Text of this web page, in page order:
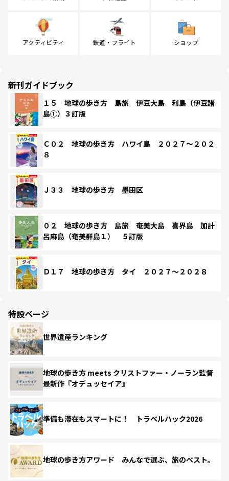
アクティビティ 鉄道・フライト ショップ
新刊ガイドブック
１５ 地球の歩き方 島旅 伊豆大島 利島（伊豆諸
島①）３訂版
Ｃ０２ 地球の歩き方 ハワイ島 ２０２７～２０２
８
Ｊ３３ 地球の歩き方 墨田区
０２ 地球の歩き方 島旅 奄美大島 喜界島 加計
呂麻島（奄美群島１） ５訂版
Ｄ１７ 地球の歩き方 タイ ２０２７～２０２８
特設ページ
世界遺産ランキング
地球の歩き方 meets クリストファー・ノーラン監督
最新作『オデュッセイア』
準備も滞在もスマートに！ トラベルハック2026
地球の歩き方アワード みんなで選ぶ、旅のベスト。